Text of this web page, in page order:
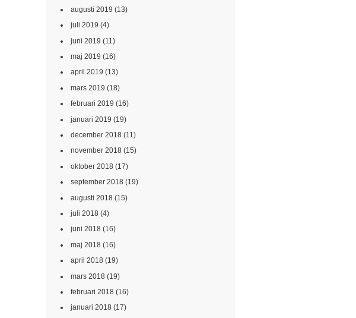
augusti 2019 (13)
juli 2019 (4)
juni 2019 (11)
maj 2019 (16)
april 2019 (13)
mars 2019 (18)
februari 2019 (16)
januari 2019 (19)
december 2018(11)
november 2018(15)
oktober 2018(17)
september 2018(19)
augusti 2018(15)
juli 2018(4)
juni 2018(16)
maj 2018(16)
april 2018(19)
mars 2018(19)
februari 2018(16)
januari 2018(17)